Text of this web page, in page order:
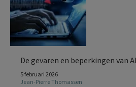
De gevaren en beperkingen van AI
5 februari 2026
Jean-Pierre Thomassen